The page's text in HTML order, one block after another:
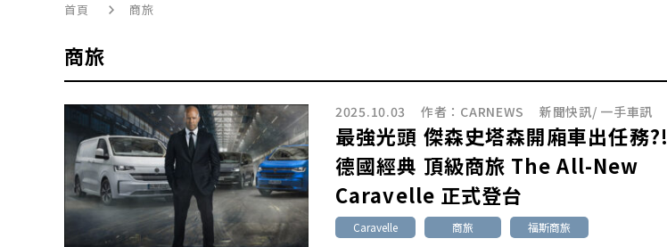
首頁 商旅
商旅
2025.10.03 作者： CARNEWS 新聞快訊/ 一手車訊
最強光頭 傑森史塔森開廂車出任務?!
德國經典 頂級商旅 The All-New
Caravelle 正式登台
Caravelle 商旅 福斯商旅